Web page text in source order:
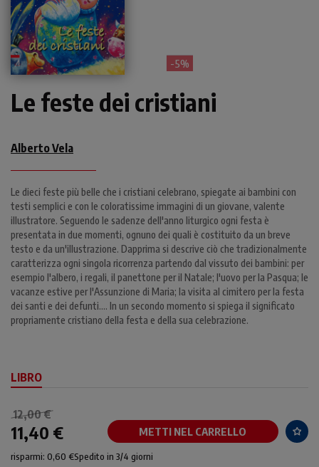
- 5%
Le feste dei cristiani
Alberto Vela
Le dieci feste più belle che i cristiani celebrano, spiegate ai bambini con
testi semplici e con le coloratissime immagini di un giovane, valente
illustratore. Seguendo le sadenze dell'anno liturgico ogni festa è
presentata in due momenti, ognuno dei quali è costituito da un breve
testo e da un'illustrazione. Dapprima si descrive ciò che tradizionalmente
caratterizza ogni singola ricorrenza partendo dal vissuto dei bambini: per
esempio l'albero, i regali, il panettone per il Natale; l'uovo per la Pasqua; le
vacanze estive per l'Assunzione di Maria; la visita al cimitero per la festa
dei santi e dei defunti…. In un secondo momento si spiega il significato
propriamente cristiano della festa e della sua celebrazione.
LIBRO
12,00 €
11,40 € METTI NEL CARRELLO
risparmi: 0,60 €Spedito in 3/4 giorni